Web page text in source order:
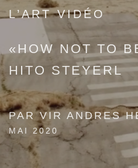
L’ART VIDÉO
«HOW NOT TO
HITO STEYERL
PAR VIR ANDRES
MAI 2020